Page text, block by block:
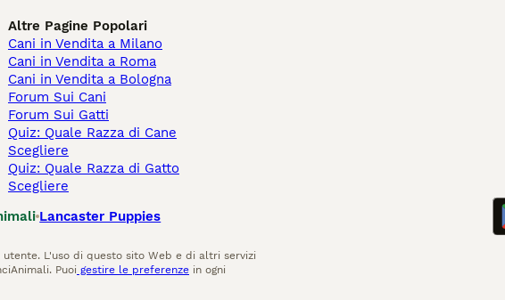
Altre Pagine Popolari
Cani in Vendita a Milano
Cani in Vendita a Roma
Cani in Vendita a Bologna
Forum Sui Cani
Forum Sui Gatti
Quiz: Quale Razza di Cane
Scegliere
Quiz: Quale Razza di Gatto
Scegliere
Lancaster Puppies
L'uso di questo sito Web e di altri servizi
Puoi gestire le preferenze in ogni